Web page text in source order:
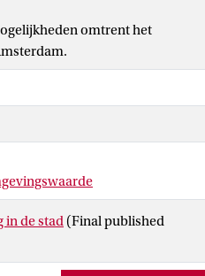
omtrent het
in de stad (Final published